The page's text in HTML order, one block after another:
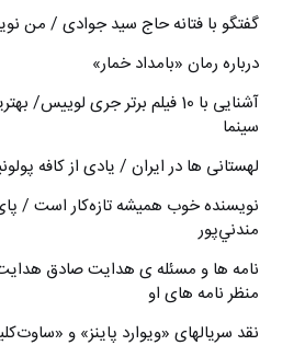
گفتگو با فتانه حاج سید جوادی / من
درباره رمان «بامداد خمار»
آشنایی با 10 فیلم برتر جری
سینما
لهستانی ها در ایران / یادی از کافه
نويسنده خوب هميشه تازه‌كار است /
مندني‌پور
نامه ها و مسئله ی هدایت صادق
منظر نامه های او
نقد سریالهای «ویوارد پاینز» و